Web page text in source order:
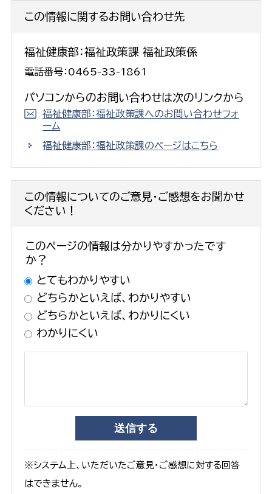
この情報に関するお問い合わせ先
福祉健康部：福祉政策課 福祉政策係
電話番号：0465-33-1861
パソコンからのお問い合わせは次のリンクから
福祉健康部：福祉政策課へのお問い合わせフォ
ーム
福祉健康部：福祉政策課のページはこちら
この情報についてのご意見・ご感想をお聞かせ
ください！
このページの情報は分かりやすかったです
か？
とてもわかりやすい
どちらかといえば、わかりやすい
どちらかといえば、わかりにくい
わかりにくい
※システム上、いただいたご意見・ご感想に対する回答
はできません。